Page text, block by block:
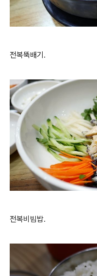
전복뚝배기.
전복비빔밥.